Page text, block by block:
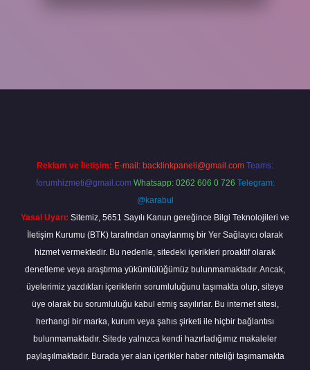
Reklam ve İletişim: E-mail: backlinkpaneli@gmail.com Teams:
forumhizmeti@gmail.com Whatsapp: 0262 606 0 726 Telegram:
@karabul
Yasal Uyarı: Sitemiz, 5651 Sayılı Kanun gereğince Bilgi Teknolojileri ve
İletişim Kurumu (BTK) tarafından onaylanmış bir Yer Sağlayıcı olarak
hizmet vermektedir. Bu nedenle, sitedeki içerikleri proaktif olarak
denetleme veya araştırma yükümlülüğümüz bulunmamaktadır. Ancak,
üyelerimiz yazdıkları içeriklerin sorumluluğunu taşımakta olup, siteye
üye olarak bu sorumluluğu kabul etmiş sayılırlar. Bu internet sitesi,
herhangi bir marka, kurum veya şahıs şirketi ile hiçbir bağlantısı
bulunmamaktadır. Sitede yalnızca kendi hazırladığımız makaleler
paylaşılmaktadır. Burada yer alan içerikler haber niteliği taşımamakta